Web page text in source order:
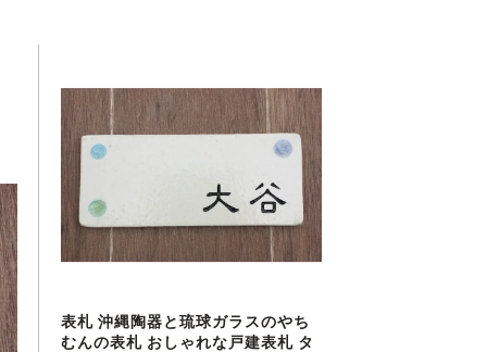
表札 沖縄陶器と琉球ガラスのやち
むんの表札 おしゃれな戸建表札 タ